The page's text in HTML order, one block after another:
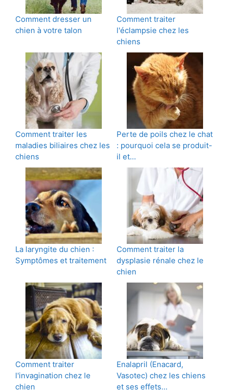
Comment dresser un
chien à votre talon
Comment traiter
l'éclampsie chez les
chiens
Comment traiter les
maladies biliaires chez les
chiens
Perte de poils chez le chat
: pourquoi cela se produit-
il et…
La laryngite du chien :
Symptômes et traitement
Comment traiter la
dysplasie rénale chez le
chien
Comment traiter
l'invagination chez le
chien
Enalapril (Enacard,
Vasotec) chez les chiens
et ses effets…